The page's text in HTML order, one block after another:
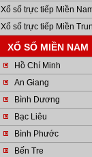
Xổ số trực tiếp Miền
Xổ số trực tiếp Miền
XỔ SỐ MIỀN NAM
Hồ Chí Minh
An Giang
Bình Dương
Bạc Liêu
Bình Phước
Bến Tre